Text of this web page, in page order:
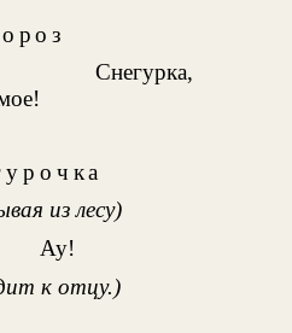
Снегурка,
из лесу)
Ау!
к отцу.)